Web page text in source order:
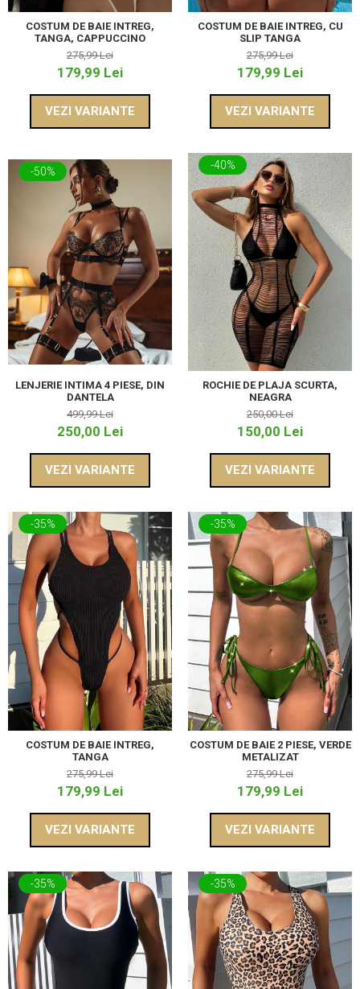
COSTUM DE BAIE INTREG,
TANGA, CAPPUCCINO
275,99 Lei
179,99 Lei
VEZI VARIANTE
COSTUM DE BAIE INTREG, CU
SLIP TANGA
275,99 Lei
179,99 Lei
VEZI VARIANTE
-50%
LENJERIE INTIMA 4 PIESE, DIN
DANTELA
499,99 Lei
250,00 Lei
VEZI VARIANTE
-40%
ROCHIE DE PLAJA SCURTA,
NEAGRA
250,00 Lei
150,00 Lei
VEZI VARIANTE
-35%
COSTUM DE BAIE INTREG,
TANGA
275,99 Lei
179,99 Lei
VEZI VARIANTE
-35%
COSTUM DE BAIE 2 PIESE, VERDE
METALIZAT
275,99 Lei
179,99 Lei
VEZI VARIANTE
-35% -35%